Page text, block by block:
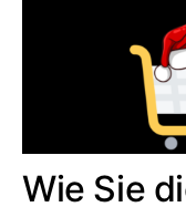
Wie Sie